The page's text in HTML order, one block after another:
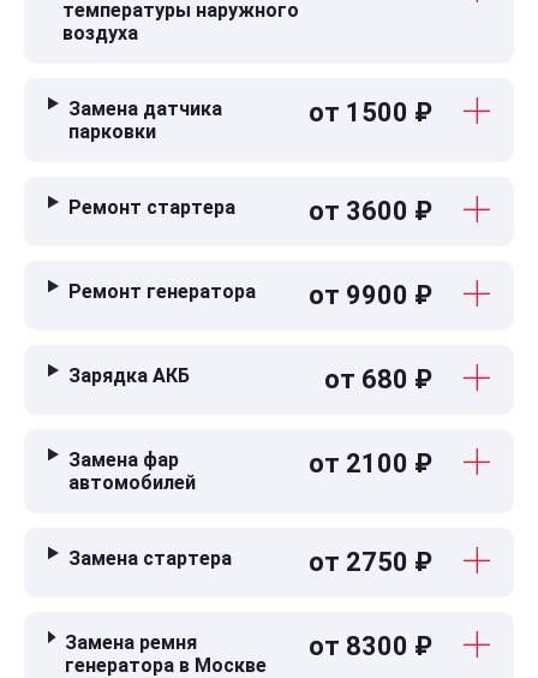
температуры наружного
воздуха
Замена датчика
парковки
от 1500 ₽
Ремонт стартера от 3600 ₽
Ремонт генератора от 9900 ₽
Зарядка АКБ от 680 ₽
Замена фар
автомобилей
от 2100 ₽
Замена стартера от 2750 ₽
Замена ремня
генератора в Москве
от 8300 ₽